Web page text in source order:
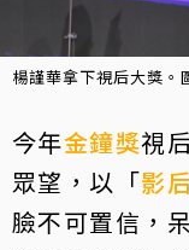
楊謹華拿下視后大獎。
今年金鐘獎視
眾望，以「影
臉不可置信，